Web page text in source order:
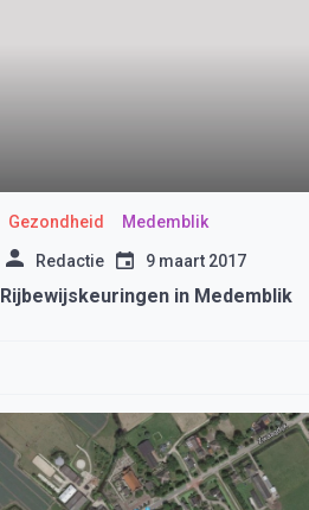
Gezondheid Medemblik
Redactie 9 maart 2017
Rijbewijskeuringen in Medemblik